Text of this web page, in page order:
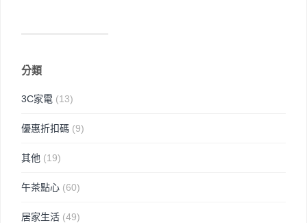
分類
3C家電 (13)
優惠折扣碼 (9)
其他 (19)
午茶點心 (60)
居家生活 (49)